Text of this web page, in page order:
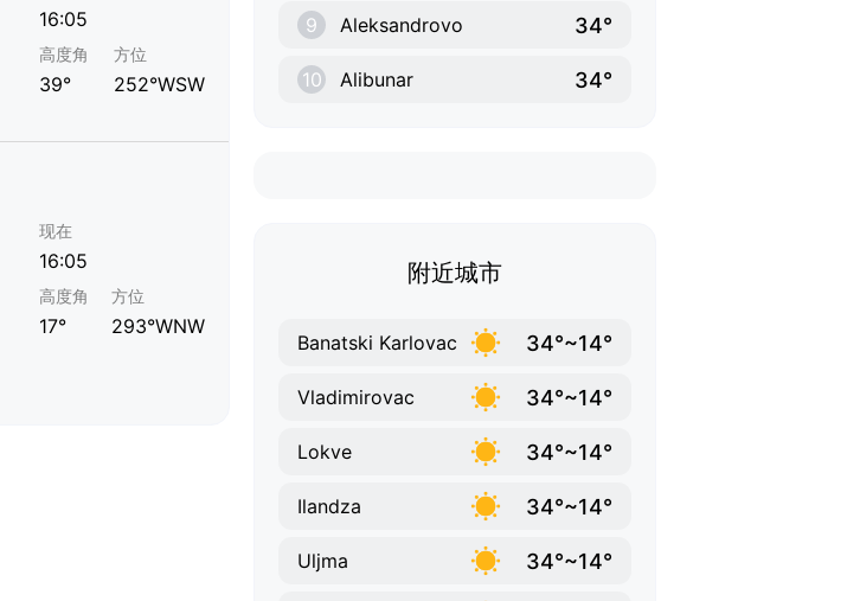
16:05
高度角
39°
方位
252°WSW
现在
16:05
高度角
17°
方位
293°WNW
9 Aleksandrovo 34°
10 Alibunar 34°
附近城市
Banatski Karlovac 34°~14°
Vladimirovac 34°~14°
Lokve 34°~14°
Ilandza 34°~14°
Uljma 34°~14°